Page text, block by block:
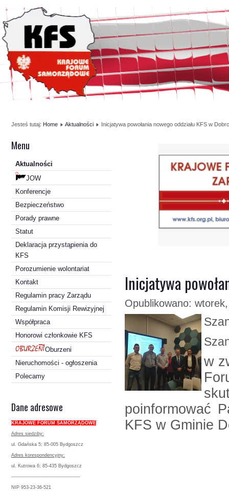
Jesteś tutaj: Home Aktualności Inicjatywa powołania nowego oddziału KFS w
Menu
Aktualności
JOW
Konferencje
Bezpieczeństwo
Porady prawne
Statut
Deklaracja przystąpienia do
KFS
Porozumienie wolontariat
Kontakt
Regulamin pracy Zarządu
Regulamin Komisji Rewizyjnej
Współpraca
Honorowi członkowie KFS
Oburzeni
Nieruchomości - ogłoszenia
Polecamy
Dane adresowe
KRAJOWE FORUM SAMORZĄDOWE
Adres siedziby:
ul. Gdańska 5; 85-005 Bydgoszcz
Adres korespondencyjny:
ul. Kutrowa 6; 85-435 Bydgoszcz
---------------------------------------------
NIP 953-23-36-521
Inicjatywa
Opublikowano:
w
poinformować
KFS w Gminie